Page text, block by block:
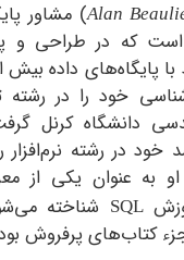
) مشاور پایگاه‌ها
طراحی و
کاربردی
را در رشته تحقیق
نرم‌افزار را از
یکی از
شناخته می‌شود، و
پرفروش بوده‌اند.